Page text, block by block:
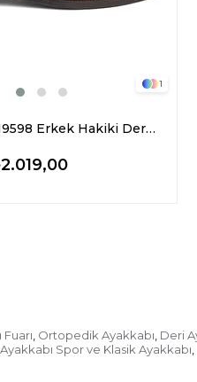
1
Marcomen 19598 Erkek Hakiki Deri Klasik Ayakkabı Taba
, Ortopedik Ayakkabı, Deri
Spor ve Klasik Ayakkabı,